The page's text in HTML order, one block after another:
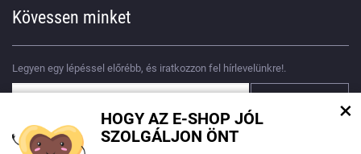
HOGY AZ E-SHOP JÓL
SZOLGÁLJON ÖNT
×
Kövessen minket
Legyen egy lépéssel előrébb, és iratkozzon fel hírlevelünkre!.
Egyetértek személyes adatok feldolgozásával